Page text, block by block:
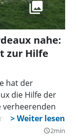
nahe:
zur Hilfe
hat der
die Hilfe der
verheerenden
kommen
query_builder2min